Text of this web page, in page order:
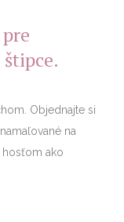
Objednajte si
na
ako